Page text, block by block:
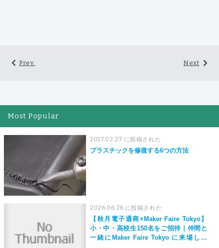
Next
Prev.
Most Popular
2017.02.27 に投稿された
プラスチックを修復する6つの方法
2026.06.26 に投稿された
【秋月電子通商×Maker Faire Tokyo】
小・中・高校生150名をご招待｜仲間と
一緒にMaker Faire Tokyo に来場しよ